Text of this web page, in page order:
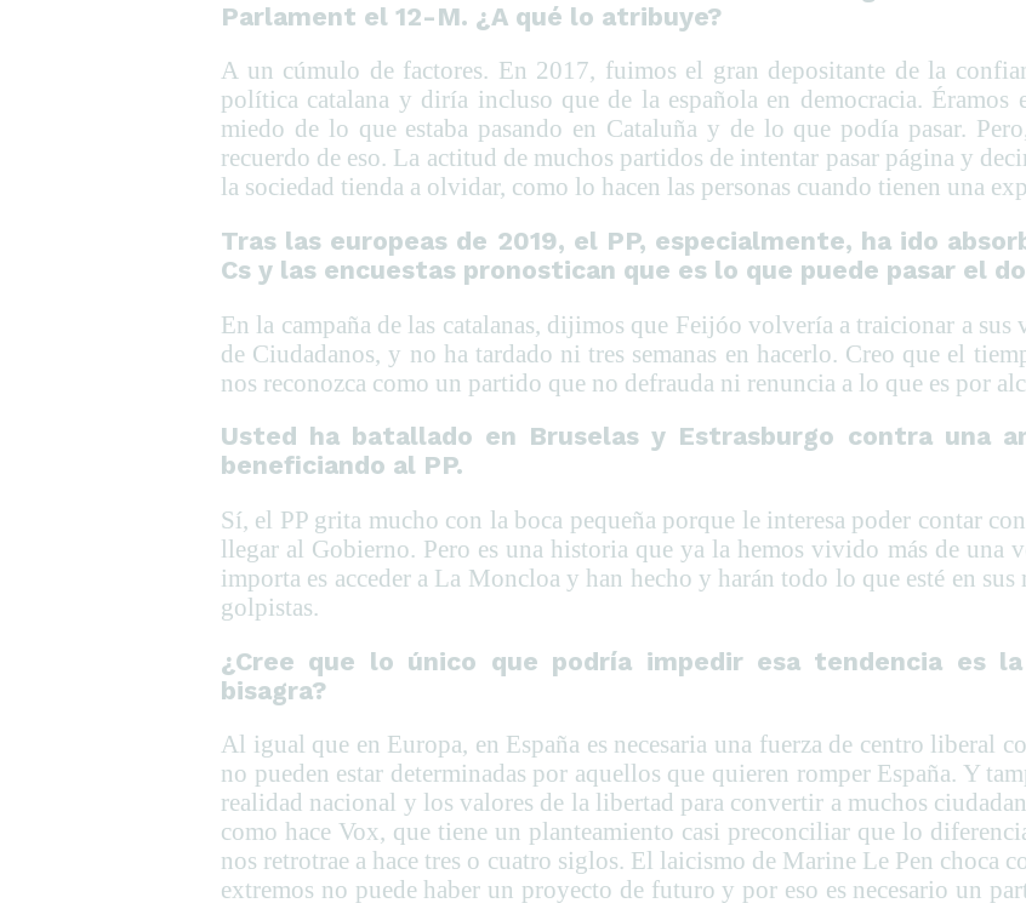
Parlament el 12-M. ¿A qué lo atribuye?
A un cúmulo de factores. En 2017, fuimos el gran depositante de la
política catalana y diría incluso que de la española en democracia.
miedo de lo que estaba pasando en Cataluña y de lo que podía pasar.
recuerdo de eso. La actitud de muchos partidos de intentar pasar página y
la sociedad tienda a olvidar, como lo hacen las personas cuando tienen una
Tras las europeas de 2019, el PP, especialmente, ha ido
Cs y las encuestas pronostican que es lo que puede pasar el
En la campaña de las catalanas, dijimos que Feijóo volvería a traicionar a sus
de Ciudadanos, y no ha tardado ni tres semanas en hacerlo. Creo que el
nos reconozca como un partido que no defrauda ni renuncia a lo que es por
Usted ha batallado en Bruselas y Estrasburgo contra una
beneficiando al PP.
Sí, el PP grita mucho con la boca pequeña porque le interesa poder contar
llegar al Gobierno. Pero es una historia que ya la hemos vivido más de una
importa es acceder a La Moncloa y han hecho y harán todo lo que esté en
golpistas.
¿Cree que lo único que podría impedir esa tendencia es
bisagra?
Al igual que en Europa, en España es necesaria una fuerza de centro liberal
no pueden estar determinadas por aquellos que quieren romper España. Y
realidad nacional y los valores de la libertad para convertir a muchos
como hace Vox, que tiene un planteamiento casi preconciliar que lo
nos retrotrae a hace tres o cuatro siglos. El laicismo de Marine Le Pen choca
extremos no puede haber un proyecto de futuro y por eso es necesario un